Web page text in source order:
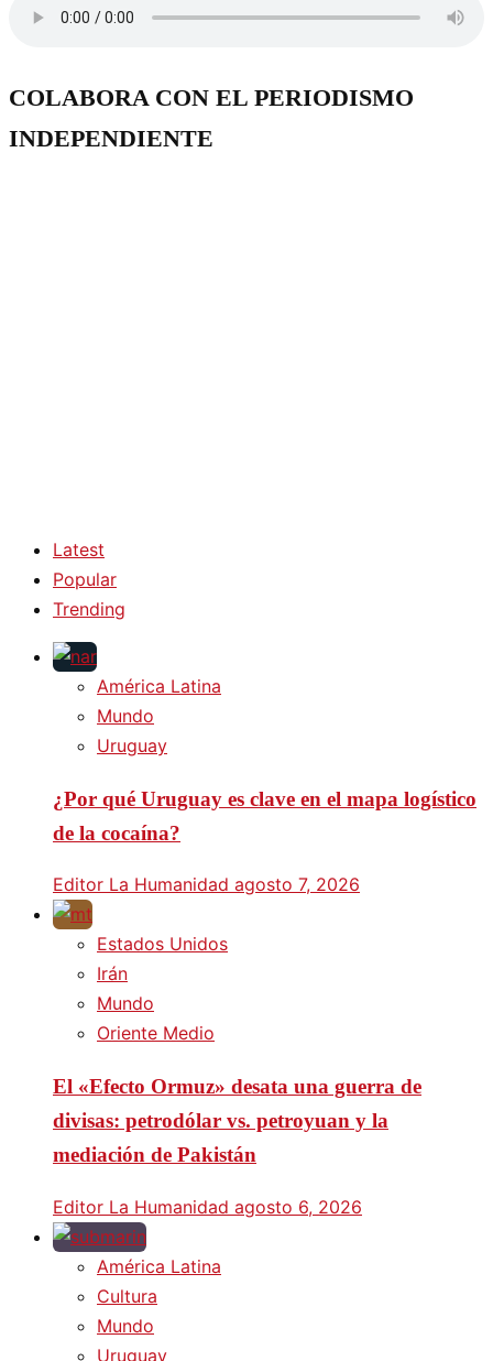
COLABORA CON EL PERIODISMO
INDEPENDIENTE
Latest
Popular
Trending
América Latina
Mundo
Uruguay
¿Por qué Uruguay es clave en el mapa logístico
de la cocaína?
Editor La Humanidad agosto 7, 2026
Estados Unidos
Irán
Mundo
Oriente Medio
El «Efecto Ormuz» desata una guerra de
divisas: petrodólar vs. petroyuan y la
mediación de Pakistán
Editor La Humanidad agosto 6, 2026
América Latina
Cultura
Mundo
Uruguay